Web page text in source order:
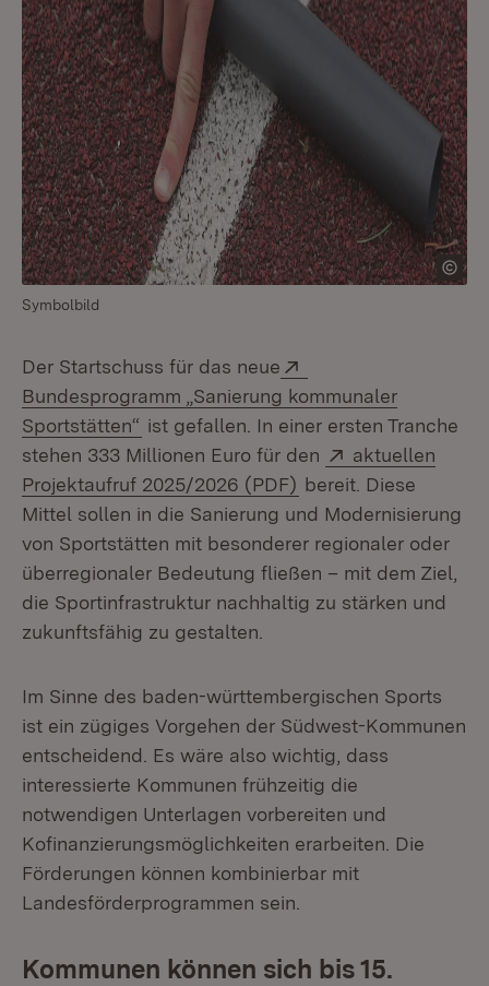
Symbolbild
Der Startschuss für das neue
Bundesprogramm „Sanierung kommunaler
Sportstätten“ (Öffnet in neuem Fenster)
ist gefallen. In einer ersten Tranche
stehen 333 Millionen Euro für den
Extern:
aktuellen
Projektaufruf 2025/2026 (PDF) (Öffnet in neuem
bereit. Diese
Mittel sollen in die Sanierung und Modernisierung
von Sportstätten mit besonderer regionaler oder
überregionaler Bedeutung fließen – mit dem Ziel,
die Sportinfrastruktur nachhaltig zu stärken und
zukunftsfähig zu gestalten.
Im Sinne des baden-württembergischen Sports
ist ein zügiges Vorgehen der Südwest-Kommunen
entscheidend. Es wäre also wichtig, dass
interessierte Kommunen frühzeitig die
notwendigen Unterlagen vorbereiten und
Kofinanzierungsmöglichkeiten erarbeiten. Die
Förderungen können kombinierbar mit
Landesförderprogrammen sein.
Kommunen können sich bis 15.